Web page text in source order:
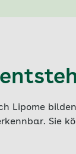
Lipome
Sie